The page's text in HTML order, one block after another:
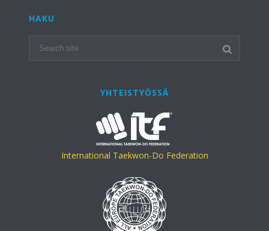
HAKU
YHTEISTYÖSSÄ
International Taekwon-Do Federation